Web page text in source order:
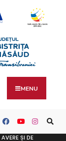
MENU
ȘI DE